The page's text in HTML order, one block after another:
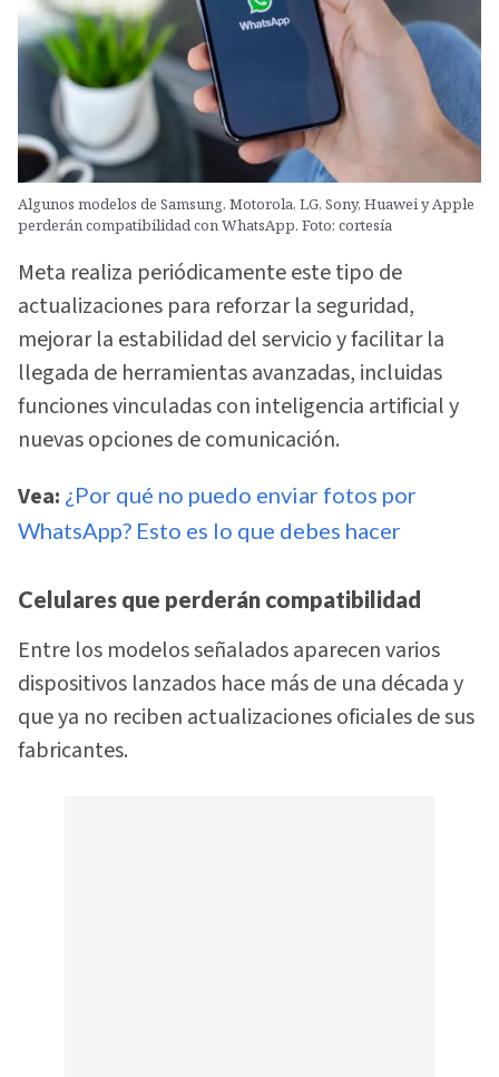
Algunos modelos de Samsung, Motorola, LG, Sony, Huawei y Apple
perderán compatibilidad con WhatsApp. Foto: cortesía
Meta realiza periódicamente este tipo de
actualizaciones para reforzar la seguridad,
mejorar la estabilidad del servicio y facilitar la
llegada de herramientas avanzadas, incluidas
funciones vinculadas con inteligencia artificial y
nuevas opciones de comunicación.
Vea: ¿Por qué no puedo enviar fotos por
WhatsApp? Esto es lo que debes hacer
Celulares que perderán compatibilidad
Entre los modelos señalados aparecen varios
dispositivos lanzados hace más de una década y
que ya no reciben actualizaciones oficiales de sus
fabricantes.